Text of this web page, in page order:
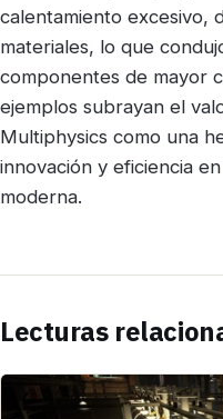
calentamiento excesivo,
materiales, lo que
componentes de mayor
ejemplos subrayan el
Multiphysics como una
innovación y eficiencia
moderna.
Lecturas